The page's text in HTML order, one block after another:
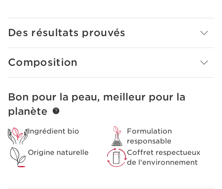
épais. Formule composée de 94% d’ingrédients
extrait de sucres d’avoine bio aide à gainer les cils
Mascara revitalise les cils en seulement 28 jours
d’utilisation.
Le plus Clarins
Il s'adapte à la teinte naturelle de vos cils lorsque la
texture sèche pour un effet naturel sur cils nus.
Des résultats prouvés
Composition
ALLER AU CONTENU
Bon pour la peau, meilleur pour la
planète
Ingrédient bio
Formulation
responsable
Origine naturelle
Coffret respectueux
de l'environnement